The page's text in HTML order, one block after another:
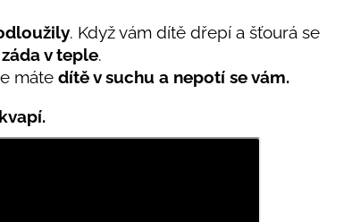
. Když vám dítě dřepí a šťourá se
záda v teple.
máte dítě v suchu a nepotí se vám.